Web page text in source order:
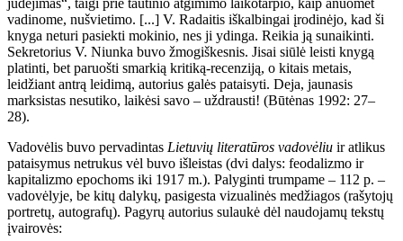
vadinome, nušvietimo. [...] V. Radaitis iškalbingai įrodinėjo, kad ši
knyga neturi pasiekti mokinio, nes ji ydinga. Reikia ją sunaikinti.
Sekretorius V. Niunka buvo žmogiškesnis. Jisai siūlė leisti knygą
platinti, bet paruošti smarkią kritiką-recenziją, o kitais metais,
leidžiant antrą leidimą, autorius galės pataisyti. Deja, jaunasis
marksistas nesutiko, laikėsi savo – uždrausti! (Būtėnas 1992: 27–
28).
Vadovėlis buvo pervadintas Lietuvių literatūros vadovėliu ir atlikus
pataisymus netrukus vėl buvo išleistas (dvi dalys: feodalizmo ir
kapitalizmo epochoms iki 1917 m.). Palyginti trumpame – 112 p. –
vadovėlyje, be kitų dalykų, pasigesta vizualinės medžiagos (rašytojų
portretų, autografų). Pagyrų autorius sulaukė dėl naudojamų tekstų
įvairovės: